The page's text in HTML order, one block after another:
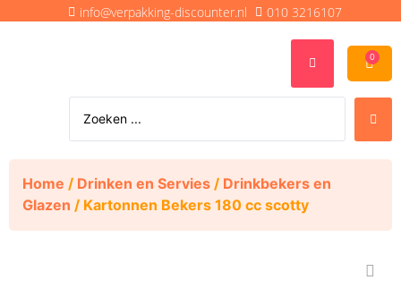
info@verpakking-discounter.nl 010 3216107
0
Home / Drinken en Servies / Drinkbekers en
Glazen / Kartonnen Bekers 180 cc scotty